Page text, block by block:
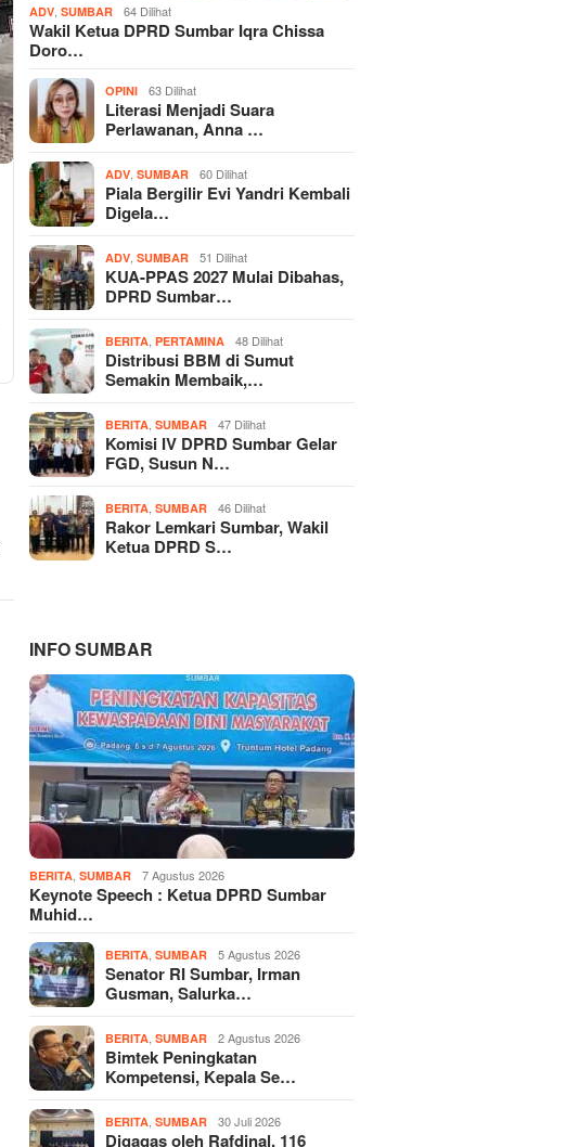
ADV ,SUMBAR 64 Dilihat
Wakil Ketua DPRD Sumbar Iqra Chissa
Doro…
OPINI 63 Dilihat
Literasi Menjadi Suara
Perlawanan, Anna …
ADV ,SUMBAR 60 Dilihat
Piala Bergilir Evi Yandri Kembali
Digela…
ADV ,SUMBAR 51 Dilihat
KUA-PPAS 2027 Mulai Dibahas,
DPRD Sumbar…
BERITA ,PERTAMINA 48 Dilihat
Distribusi BBM di Sumut
Semakin Membaik,…
BERITA ,SUMBAR 47 Dilihat
Komisi IV DPRD Sumbar Gelar
FGD, Susun N…
BERITA ,SUMBAR 46 Dilihat
Rakor Lemkari Sumbar, Wakil
Ketua DPRD S…
INFO SUMBAR
BERITA ,SUMBAR 7 Agustus 2026
Keynote Speech : Ketua DPRD Sumbar
Muhid…
BERITA ,SUMBAR 5 Agustus 2026
Senator RI Sumbar, Irman
Gusman, Salurka…
BERITA ,SUMBAR 2 Agustus 2026
Bimtek Peningkatan
Kompetensi, Kepala Se…
BERITA ,SUMBAR 30 Juli 2026
Digagas oleh Rafdinal, 116